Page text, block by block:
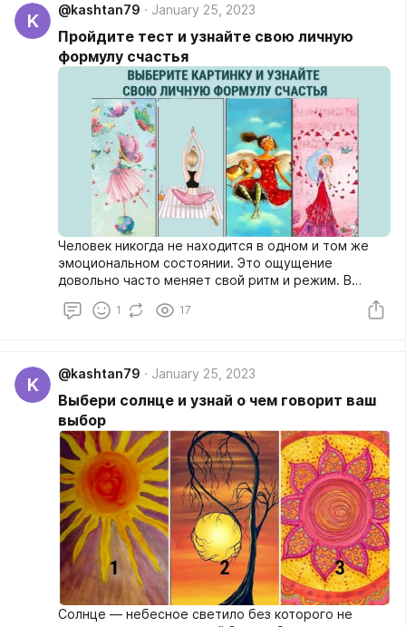
психологический тест.
K
@kashtan79 January 25, 2023
Пройдите тест и узнайте свою личную
формулу счастья
Человек никогда не находится в одном и том же
эмоциональном состоянии. Это ощущение
довольно часто меняет свой ритм и режим. В
требуется своя формула для достижения гармонии
тест!
1 17
K
@kashtan79 January 25, 2023
Выбери солнце и узнай о чем говорит ваш
выбор
Солнце — небесное светило без которого не